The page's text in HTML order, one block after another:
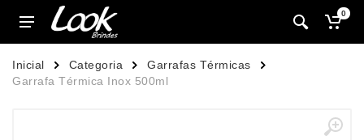
0
Inicial Categoria
Garrafas Térmicas
Garrafa Térmica Inox 500ml